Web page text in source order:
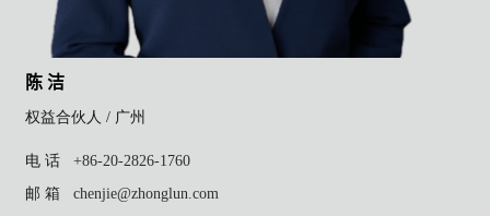
陈 洁
权益合伙人 / 广州
电 话
+86-20-2826-1760
邮 箱
chenjie@zhonglun.com